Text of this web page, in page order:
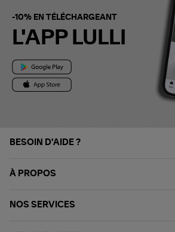
-10% EN TÉLÉCHARGEANT
L'APP LULLI
BESOIN D'AIDE ?
À PROPOS
NOS SERVICES